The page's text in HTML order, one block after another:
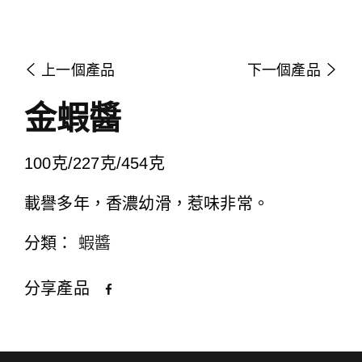
下一個產品
上一個產品
金蝦醬
100克/227克/454克
載譽多年，香濃幼滑，惹味非常。
分類： 蝦醬
分享產品